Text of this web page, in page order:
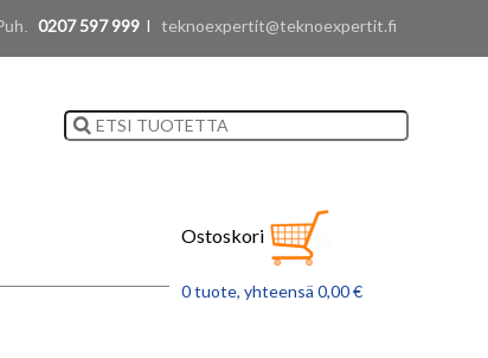
0207 597 999l teknoexpertit@teknoexpertit.fi
Ostoskori
0 tuote, yhteensä 0,00 €